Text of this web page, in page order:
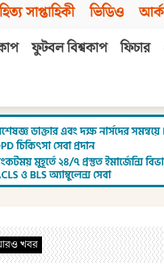
সাপ্তাহিকী ভিডিও
ফুটবল বিশ্বকাপ ফিচার
খবর